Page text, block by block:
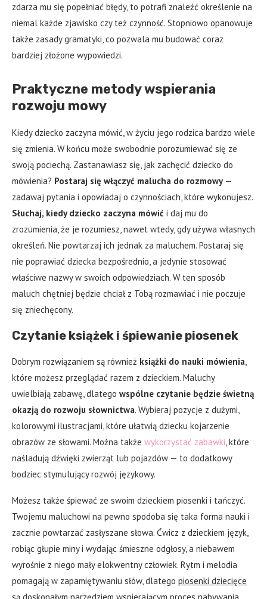
zdarza mu się popełniać błędy, to potrafi znaleźć określenie na
niemal każde zjawisko czy też czynność. Stopniowo opanowuje
także zasady gramatyki, co pozwala mu budować coraz
bardziej złożone wypowiedzi.
Praktyczne metody wspierania
rozwoju mowy
Kiedy dziecko zaczyna mówić, w życiu jego rodzica bardzo wiele
się zmienia. W końcu może swobodnie porozumiewać się ze
swoją pociechą. Zastanawiasz się, jak zachęcić dziecko do
mówienia? Postaraj się włączyć malucha do rozmowy—
zadawaj pytania i opowiadaj o czynnościach, które wykonujesz.
Słuchaj, kiedy dziecko zaczyna mówić i daj mu do
zrozumienia, że je rozumiesz, nawet wtedy, gdy używa własnych
określeń. Nie powtarzaj ich jednak za maluchem. Postaraj się
nie poprawiać dziecka bezpośrednio, a jedynie stosować
właściwe nazwy w swoich odpowiedziach. W ten sposób
maluch chętniej będzie chciał z Tobą rozmawiać i nie poczuje
się zniechęcony.
Czytanie książek i śpiewanie piosenek
Dobrym rozwiązaniem są również książki do nauki mówienia,
które możesz przeglądać razem z dzieckiem. Maluchy
uwielbiają zabawę, dlatego wspólne czytanie będzie świetną
okazją do rozwoju słownictwa. Wybieraj pozycje z dużymi,
kolorowymi ilustracjami, które ułatwią dziecku kojarzenie
obrazów ze słowami. Można także wykorzystać zabawki, które
naśladują dźwięki zwierząt lub pojazdów — to dodatkowy
bodziec stymulujący rozwój językowy.
Możesz także śpiewać ze swoim dzieckiem piosenki i tańczyć.
Twojemu maluchowi na pewno spodoba się taka forma nauki i
zacznie powtarzać zasłyszane słowa. Ćwicz z dzieckiem język,
robiąc głupie miny i wydając śmieszne odgłosy, a niebawem
wyrośnie z niego mały elokwentny człowiek. Rytm i melodia
pomagają w zapamiętywaniu słów, dlatego piosenki dziecięce